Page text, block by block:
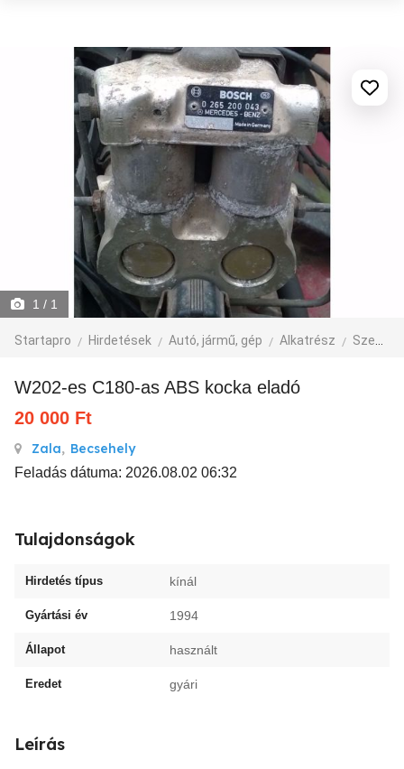
1 / 1
Startapro Hirdetések Autó, jármű, gép Alkatrész Személyautó alkatrész
W202-es C180-as ABS kocka eladó
20 000 Ft
Zala, Becsehely
Feladás dátuma: 2026.08.02 06:32
Tulajdonságok
Hirdetés típus kínál
Gyártási év 1994
Állapot használt
Eredet gyári
Leírás